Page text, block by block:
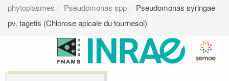
phytoplasmes
Pseudomonas spp
Pseudomonas syringae
pv. tagetis (Chlorose apicale du tournesol)